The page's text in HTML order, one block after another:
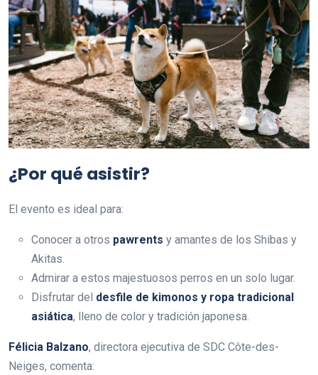
¿Por qué asistir?
El evento es ideal para:
Conocer a otros pawrents y amantes de los Shibas y
Akitas.
Admirar a estos majestuosos perros en un solo lugar.
Disfrutar del desfile de kimonos y ropa tradicional
asiática, lleno de color y tradición japonesa.
Félicia Balzano, directora ejecutiva de SDC Côte-des-
Neiges, comenta: